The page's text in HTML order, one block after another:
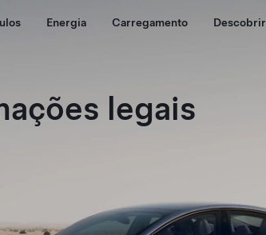
Energia Carregamento Descobrir
legais